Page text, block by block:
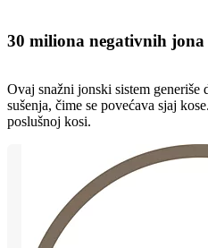
30 miliona negativnih
Ovaj snažni jonski sistem
sušenja, čime se povećava sjaj
poslušnoj kosi.